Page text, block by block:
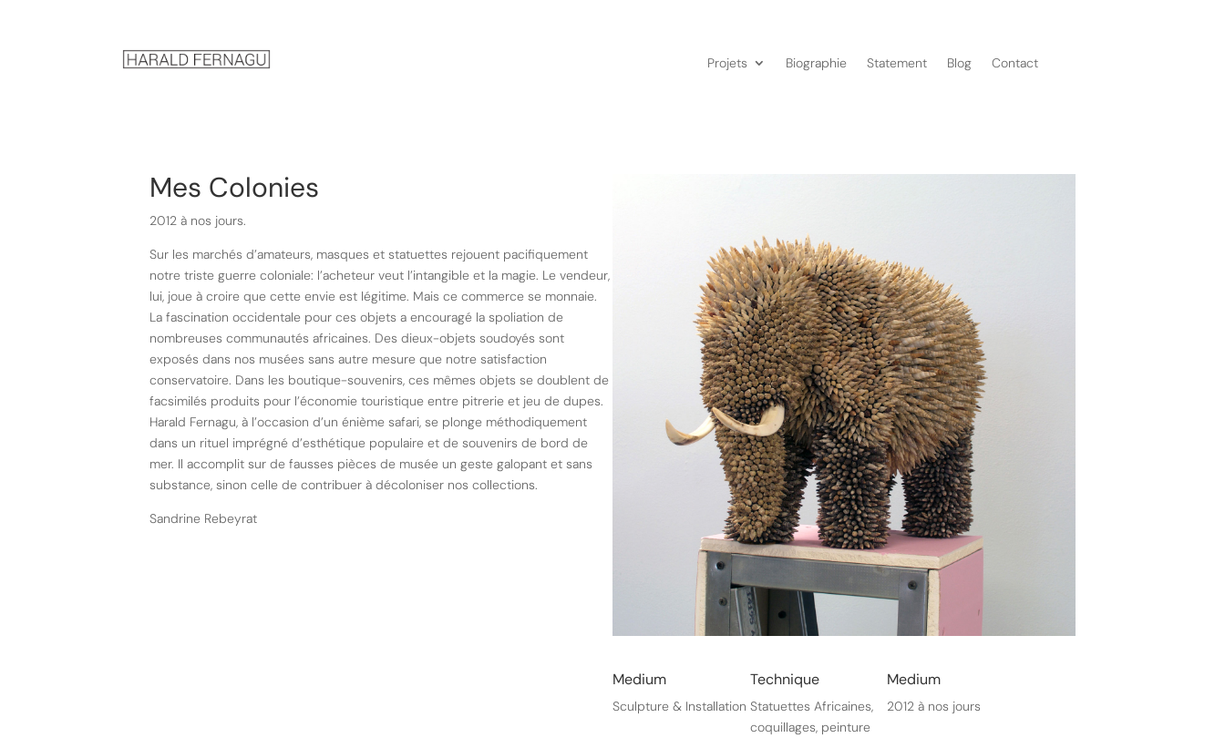
Projets Biographie Statement Blog Contact
Mes Colonies
2012 à nos jours.
Sur les marchés d’amateurs, masques et statuettes rejouent pacifiquement
notre triste guerre coloniale: l’acheteur veut l’intangible et la magie. Le vendeur,
lui, joue à croire que cette envie est légitime. Mais ce commerce se monnaie.
La fascination occidentale pour ces objets a encouragé la spoliation de
nombreuses communautés africaines. Des dieux-objets soudoyés sont
exposés dans nos musées sans autre mesure que notre satisfaction
conservatoire. Dans les boutique-souvenirs, ces mêmes objets se doublent de
facsimilés produits pour l’économie touristique entre pitrerie et jeu de dupes.
Harald Fernagu, à l’occasion d’un énième safari, se plonge méthodiquement
dans un rituel imprégné d’esthétique populaire et de souvenirs de bord de
mer. Il accomplit sur de fausses pièces de musée un geste galopant et sans
substance, sinon celle de contribuer à décoloniser nos collections.
Sandrine Rebeyrat
Medium
Sculpture & Installation
Technique
Statuettes Africaines,
coquillages, peinture
Medium
2012 à nos jours